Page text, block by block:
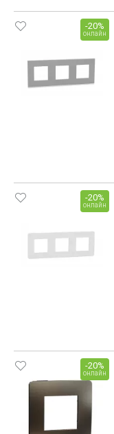
-20%
онлайн
-20%
онлайн
-20%
онлайн